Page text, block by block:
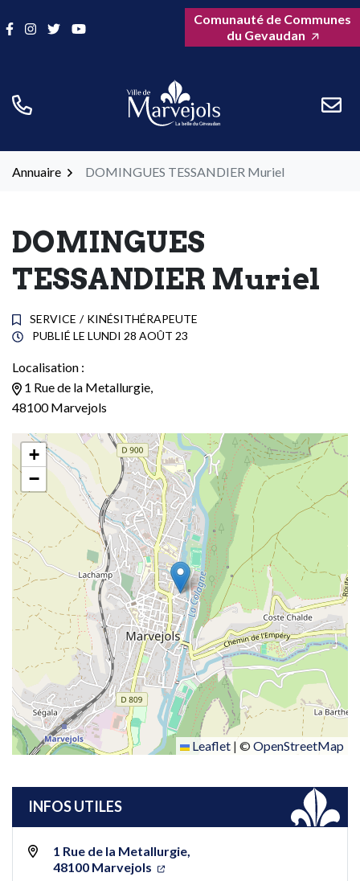
auLien vers le compte Facebook
Lien vers le compte Instagram
Lien vers le compte Twitter
Lien vers la chaîne YoutubeComunauté de Communes
du Gevaudan
Annuaire DOMINGUES TESSANDIER Muriel
DOMINGUES
TESSANDIER Muriel
SERVICE / KINÉSITHÉRAPEUTE
PUBLIÉ LE LUNDI 28 AOÛT 23
Localisation :
1 Rue de la Metallurgie,
48100 Marvejols
+
−
Leaflet | © OpenStreetMap
INFOS UTILES
1 Rue de la Metallurgie,
48100 Marvejols